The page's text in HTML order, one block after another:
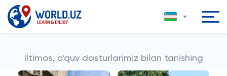
Iltimos, o'quv dasturlarimiz bilan tanishing